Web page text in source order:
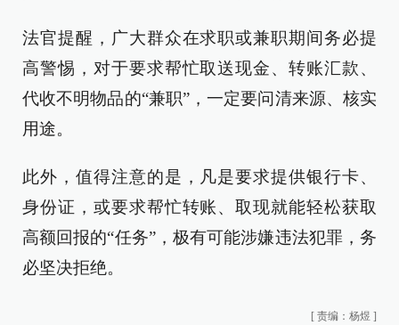
法官提醒，广大群众在求职或兼职期间务必提
高警惕，对于要求帮忙取送现金、转账汇款、
代收不明物品的“兼职”，一定要问清来源、核实
用途。
此外，值得注意的是，凡是要求提供银行卡、
身份证，或要求帮忙转账、取现就能轻松获取
高额回报的“任务”，极有可能涉嫌违法犯罪，务
必坚决拒绝。
[ 责编：杨煜 ]